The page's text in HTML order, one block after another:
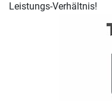
Leistungs-Verhältnis!